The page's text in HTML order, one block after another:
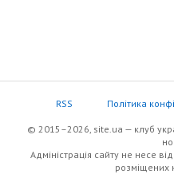
RSS Політика
© 2015–2026, site.ua — клуб
Адміністрація сайту не несе
розміщених